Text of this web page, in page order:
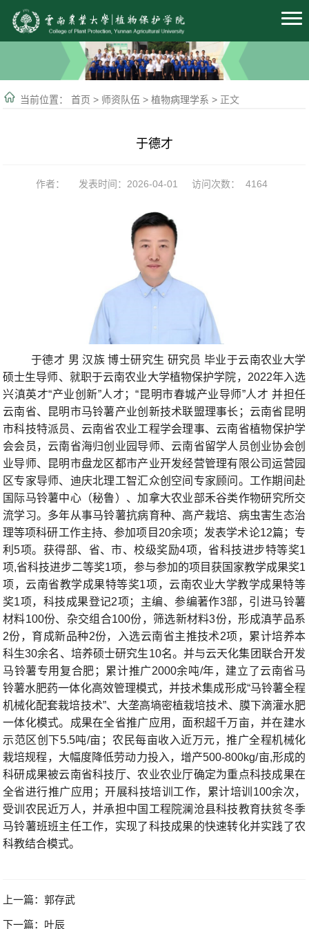
当前位置： 首页 > 师资队伍 > 植物病理学系 > 正文
于德才
作者： 发表时间：2026-04-01 访问次数： 4164
于德才 男 汉族 博士研究生 研究员 毕业于云南农业大学
硕士生导师、就职于云南农业大学植物保护学院， 2022年入选
兴滇英才“产业创新”人才；“昆明市春城产业导师”人才 并担任
云南省、昆明市马铃薯产业创新技术联盟理事长；云南省昆明
市科技特派员 、 云南省农业工程学会理事、云南省植物保护学
会会员，云南省海归创业园导师、云南省留学人员创业协会创
业导师、昆明市盘龙区都市产业开发经营管理有限公司运营园
区专家导师、迪庆北理工智汇众创空间专家顾问。工作期间赴
国际马铃薯中心（秘鲁）、加拿大农业部禾谷类作物研究所交
流学习。多年从事马铃薯抗病育种、高产栽培、病虫害生态治
理等项科研工作主持、参加项目 20余项；发表学术论12篇；专
利5项。获得部、省、市、校级奖励4项，省科技进步特等奖1
项,省科技进步二等奖1项，参与参加的项目获国家教学成果奖1
项，云南省教学成果特等奖1项，云南农业大学教学成果特等
奖1项， 科技成果登记2项；主编、参编著作3部，引进马铃薯
材料100份、杂交组合100份，筛选新材料3份，形成滇芋品系
2份，育成新品种2份，入选云南省主推技术2项，累计培养本
科生30余名、培养硕士研究生10名。并与云天化集团联合开发
马铃薯专用复合肥；累计推广2000余吨/年，建立了云南省马
铃薯水肥药一体化高效管理模式，并技术集成形成“马铃薯全程
机械化配套栽培技术”、大垄高墒密植栽培技术、膜下滴灌水肥
一体化模式。成果在全省推广应用，面积超千万亩，并在建水
示范区创下5.5吨/亩；农民每亩收入近万元，推广全程机械化
栽培规程，大幅度降低劳动力投入，增产500-800kg/亩,形成的
科研成果被云南省科技厅、农业农业厅确定为重点科技成果在
全省进行推广应用；开展科技培训工作，累计培训 100余次，
受训农民近万人，并承担中国工程院澜沧县科技教育扶贫冬季
马铃薯班班主任工作，实现了科技成果的快速转化并实践了农
科教结合模式。
上一篇： 郭存武
下一篇： 叶辰